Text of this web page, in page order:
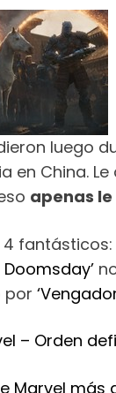
luego
en China.
apenas
por
– Orden
Marvel